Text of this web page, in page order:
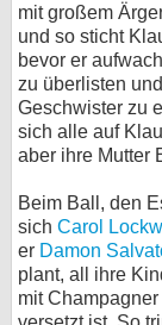
mit großem
und so sticht
bevor er
zu überlisten
Geschwister zu
sich alle auf
aber ihre Mutter
Beim Ball, den
sich Carol
er Damon
plant, all ihre
mit